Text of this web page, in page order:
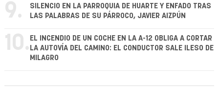
9.
SILENCIO EN LA PARROQUIA DE HUARTE Y ENFADO TRAS
LAS PALABRAS DE SU PÁRROCO, JAVIER AIZPÚN
10. EL INCENDIO DE UN COCHE EN LA A-12 OBLIGA A CORTAR
LA AUTOVÍA DEL CAMINO: EL CONDUCTOR SALE ILESO DE
MILAGRO